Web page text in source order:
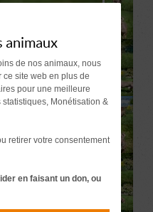
animaux
de nos animaux, nous
site web en plus de
pour une meilleure
Monétisation &
retirer votre consentement
en faisant un don, ou